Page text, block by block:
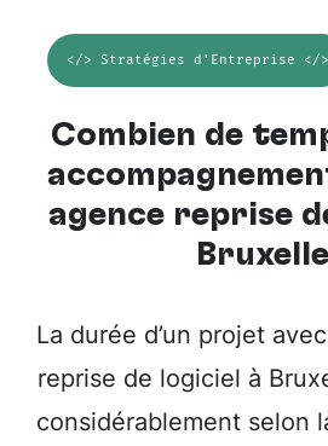
</> Stratégies d'Entreprise </>
Combien de
agence reprise
La durée d’un projet
reprise de logiciel à
considérablement selon